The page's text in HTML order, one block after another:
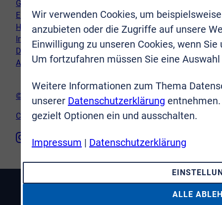
Genderhinweis
Erklärung zur Barrierefreiheit
Hinweispflicht Newsletter
Impressum
Datenschutz
AGB
© VR-Immobilien Bonn Rhein-Sieg GmbH
Cookie-Einstellungen
Wir verwenden Cookies, um
anzubieten oder die Zugriffe auf unsere
Einwilligung zu unseren Cookies, wenn
Um fortzufahren müssen Sie eine
Weitere Informationen zum Thema
unserer Datenschutzerklärung
gezielt Optionen ein und ausschalten.
Impressum | Datenschutzerklärung
ALLE